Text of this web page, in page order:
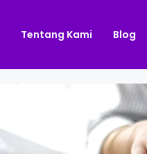
Tentang Kami Blog